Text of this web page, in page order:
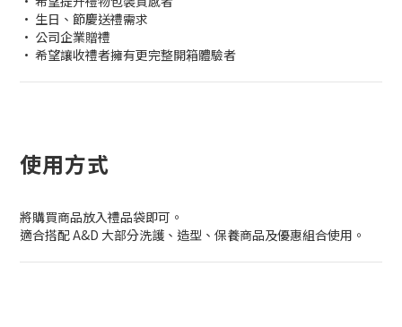
• 生日、節慶送禮需求
• 公司企業贈禮
• 希望讓收禮者擁有更完整開箱體驗者
使用方式
將購買商品放入禮品袋即可。
適合搭配 A&D 大部分洗護、造型、保養商品及優惠組合使用。